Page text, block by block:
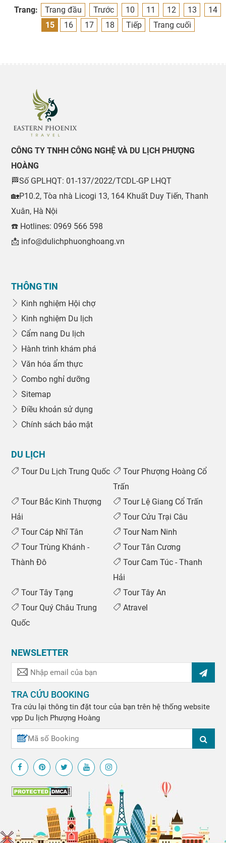
Trang: Trang đầu Trước 10 11 12 13
14
15
16 17 18 Tiếp Trang cuối
CÔNG TY TNHH CÔNG NGHỆ VÀ DU LỊCH PHƯỢNG
HOÀNG
🏁Số GPLHQT: 01-137/2022/TCDL-GP LHQT
🏡P10.2, Tòa nhà Licogi 13, 164 Khuất Duy Tiến, Thanh
Xuân, Hà Nội
☎️ Hotlines: 0969 566 598
📩 info@dulichphuonghoang.vn
THÔNG TIN
Kinh nghiệm Hội chợ
Kinh nghiệm Du lịch
Cẩm nang Du lịch
Hành trình khám phá
Văn hóa ẩm thực
Combo nghỉ dưỡng
Sitemap
Điều khoản sử dụng
Chính sách bảo mật
DU LỊCH
Tour Du Lịch Trung Quốc
Tour Phượng Hoàng Cổ
Trấn
Tour Bắc Kinh Thượng
Hải
Tour Lệ Giang Cổ Trấn
Tour Cửu Trại Câu
Tour Cáp Nhĩ Tân
Tour Nam Ninh
Tour Trùng Khánh -
Thành Đô
Tour Tân Cương
Tour Cam Túc - Thanh
Hải
Tour Tây Tạng
Tour Tây An
Tour Quý Châu Trung
Quốc
Atravel
NEWSLETTER
TRA CỨU BOOKING
Tra cứu lại thông tin đặt tour của bạn trên hệ thống website
vpp Du lịch Phượng Hoàng